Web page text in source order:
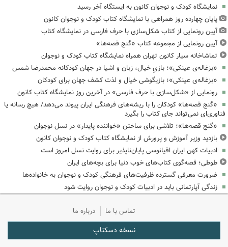
نمایشگاه کودک و نوجوان کانون به ایستگاه آخر رسید
پایان چهارده روز همراهی با نمایشگاه کتاب کودک و نوجوان کانون
آیین رونمایی از کتاب شکل‌سازی با حرف فارسی در نمایشگاه کتاب
آیین رونمایی از مجموعه کتاب «گنج قصه‌ها»
تماشاخانه سیار کانون تهران همراه نمایشگاه کتاب کودک و نوجوان
«بزغاله‌ی عینکی»؛ بازیِ خیال، زبان و اشیا در جهان کودکانه محمدرضا شمس
«بزغاله‌ی عینکی»؛ بازیگوشی خیال و لذت کشف جهان برای کودکان
رونمایی از «شکل‌سازی با حرف فارسی» در آخرین روز نمایشگاه کتاب کانون
«گنج قصه‌ها» کودکان را با ریشه‌های فرهنگی ایران پیوند می‌دهد/ هیچ رسانه یا
فناوری‌ای نمی‌تواند جای کتاب را بگیرد
«گنج قصه‌ها»؛ تلاشی برای ساختن «خواننده پایدار» در نسل نوجوان
بازدید وزیر آموزش و پرورش از نمایشگاه کتاب کودک و نوجوان کانون
ادبیات کهن ایران اقیانوسی پایان‌ناپذیر برای روایت نسل امروز است
طوطی؛ قصه‌گوی کتاب‌های خوب دنیا برای بچه‌های ایران
ضرورت معرفی گسترده ظرفیت‌های فرهنگی کودک و نوجوان به خانواده‌ها
زندگی آپارتمانی باید در ادبیات کودک و نوجوان روایت شود
تماس با ما درباره ما
نسخه دسکتاپ